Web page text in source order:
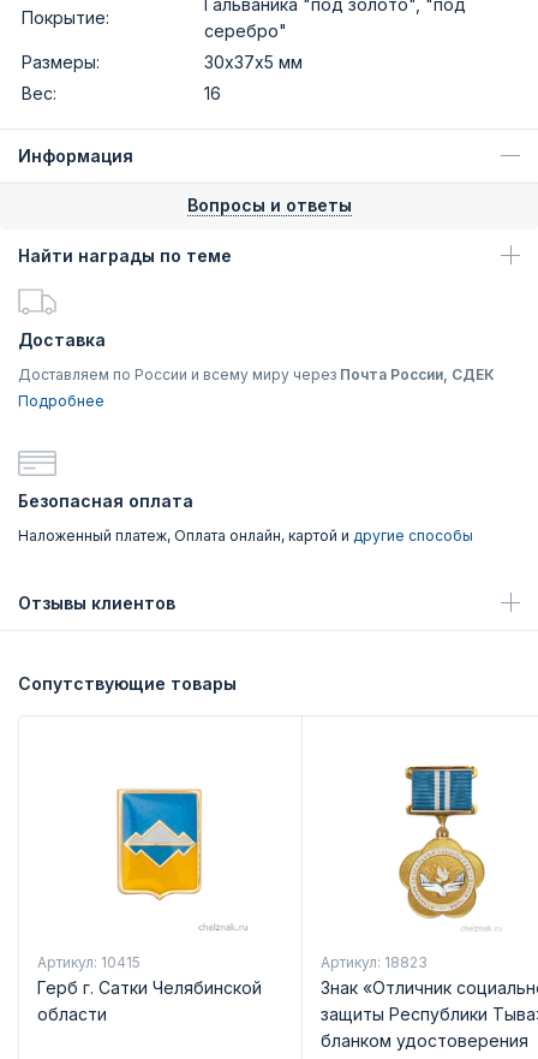
Покрытие:
серебро"
Размеры:
30х37х5 мм
Вес:
16
Информация
Вопросы и ответы
Найти награды по теме
Доставка
Доставляем по России и всему миру через Почта России, СДЕК
Подробнее
Безопасная оплата
Наложенный платеж, Оплата онлайн, картой и другие способы
Отзывы клиентов
Сопутствующие товары
Артикул: 10415
Герб г. Сатки Челябинской
области
Артикул: 18823
Знак «Отличник
защиты Республики
бланком удостоверения